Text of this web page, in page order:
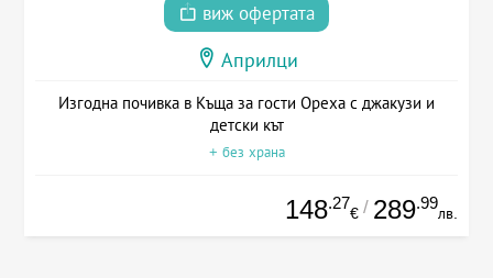
виж офертата
Априлци
Изгодна почивка в Къща за гости Ореха с джакузи и
детски кът
+ без храна
148.27
€ / 289.99
лв.